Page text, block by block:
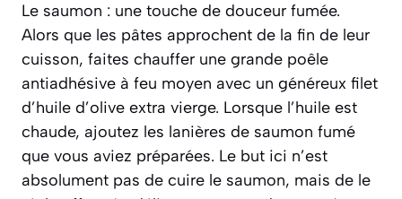
Le saumon : une touche de douceur fumée.
Alors que les pâtes approchent de la fin de leur
cuisson, faites chauffer une grande poêle
antiadhésive à feu moyen avec un généreux filet
d’huile d’olive extra vierge. Lorsque l’huile est
chaude, ajoutez les lanières de saumon fumé
que vous aviez préparées. Le but ici n’est
absolument pas de cuire le saumon, mais de le